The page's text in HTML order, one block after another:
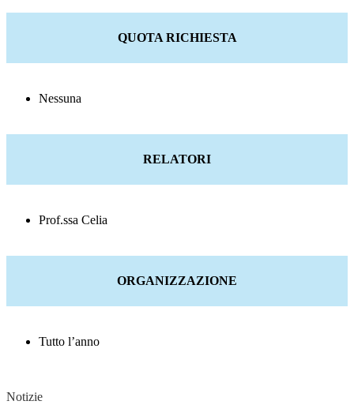
QUOTA RICHIESTA
Nessuna
RELATORI
Prof.ssa Celia
ORGANIZZAZIONE
Tutto l’anno
Notizie